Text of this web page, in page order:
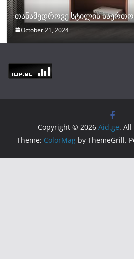
თანამედროვე სტილის
October 21, 2024
Copyright © 2026 Aid.ge.
Theme: ColorMag by ThemeGrill.